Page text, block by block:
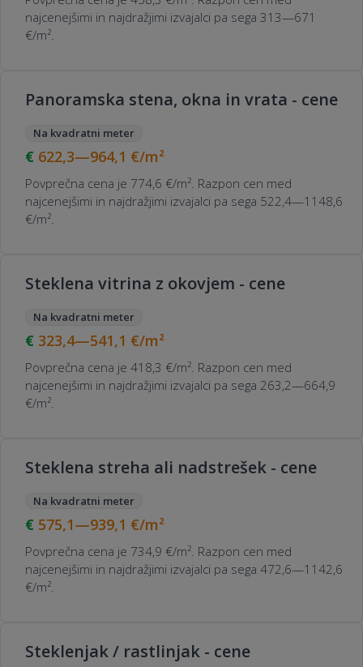
najcenejšimi in najdražjimi izvajalci pa sega 313—671
€/m².
Panoramska stena, okna in vrata - cene
Na kvadratni meter
622,3—964,1 €/m²
Povprečna cena je 774,6 €/m². Razpon cen med
najcenejšimi in najdražjimi izvajalci pa sega 522,4—1148,6
€/m².
Steklena vitrina z okovjem - cene
Na kvadratni meter
323,4—541,1 €/m²
Povprečna cena je 418,3 €/m². Razpon cen med
najcenejšimi in najdražjimi izvajalci pa sega 263,2—664,9
€/m².
Steklena streha ali nadstrešek - cene
Na kvadratni meter
575,1—939,1 €/m²
Povprečna cena je 734,9 €/m². Razpon cen med
najcenejšimi in najdražjimi izvajalci pa sega 472,6—1142,6
€/m².
Steklenjak / rastlinjak - cene